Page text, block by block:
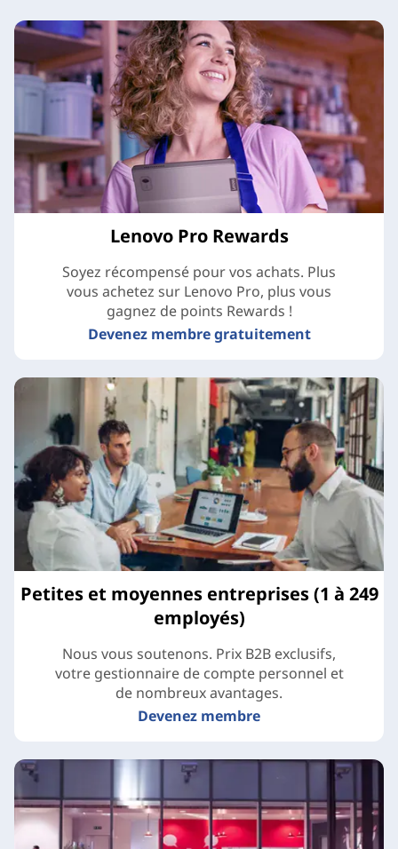
Lenovo Pro Rewards
Soyez récompensé pour vos achats. Plus
vous achetez sur Lenovo Pro, plus vous
gagnez de points Rewards !
Devenez membre gratuitement
Petites et moyennes entreprises (1 à 249
employés)
Nous vous soutenons. Prix B2B exclusifs,
votre gestionnaire de compte personnel et
de nombreux avantages.
Devenez membre